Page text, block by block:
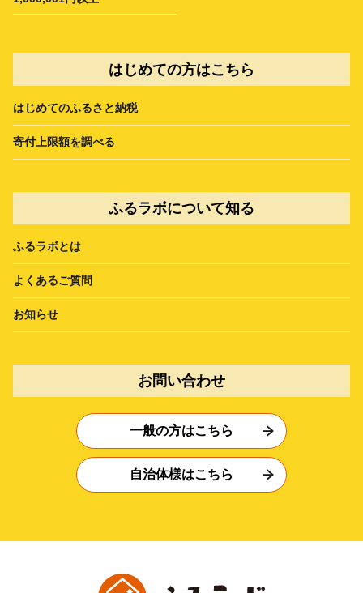
はじめての方はこちら
はじめてのふるさと納税
寄付上限額を調べる
ふるラボについて知る
ふるラボとは
よくあるご質問
お知らせ
お問い合わせ
一般の方はこちら
自治体様はこちら